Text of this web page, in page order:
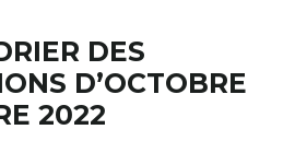
DES
D’OCTOBRE
2022